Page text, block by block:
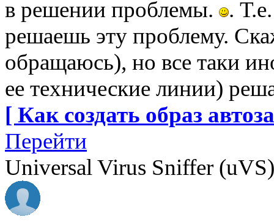
в решении проблемы.
.
решаешь эту проблему.
обращаюсь), но все таки
ее технические линии)
[ Как создать образ
Перейти
Universal Virus Sniffer (uVS)